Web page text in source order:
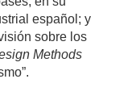
español; y
sobre los
Methods